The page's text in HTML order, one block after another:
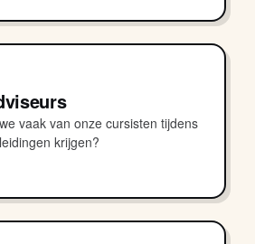
vaak van onze cursisten tijdens
krijgen?